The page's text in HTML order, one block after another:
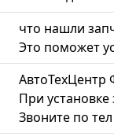
что нашли
Это поможет
АвтоТехЦентр
При установке
Звоните по